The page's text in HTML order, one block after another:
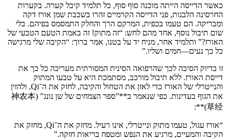
כאשר הדייסה הייתה מוכנה סוף סוף, כל תלמיד קיבל קערה. בקערות
החרסינה הלבנות, פני הדייסה הקרמיים זהרו בשכבת שמן אורז דקה
ומבריקה. הם טעמו בכפית, המרקם הרך והחלק התמסמס בפיהם. בלי
שום תיבול נוסף, אחד מהם לחש: “זה מתוק! זה באמת הטעם הטבעי של
האורז?” ותלמיד אחר, מניח יד על בטנו, אמר ברוך: “הקיבה שלי מרגישה
כל כך נעים—חמים ושליו.”
זו בדיוק הסיבה לכך שהרפואה הסינית המסורתית מעריכה כל כך את
דייסת האורז. ללא תיבול מורכב, מסתמכת היא על טבעו המתוק
והנייטרלי של האורז כדי לאזן את הטחול והקיבה, לחזק את ה־Qi, ולהזין
את הגוף בעדינות. כפי שנאמר ב**”ספר הצמחים של שן נונג” (神农本
草经)**:
“אורז עגול, טעמו מתוק ונייטרלי, אינו רעיל. מחזק את ה־Qi, מחזק את
הקיבה והמעיים, מרגיע את הנפש ומטפח בריאות חזקה.”